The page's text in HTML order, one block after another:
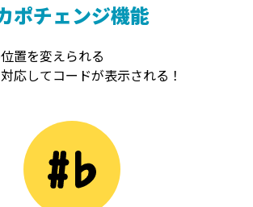
ポチェンジ機能
置を変えられる
応してコードが表示される！